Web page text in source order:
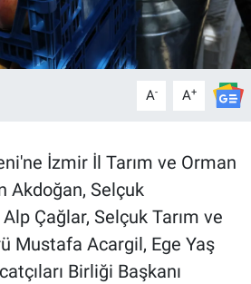
A- A+
İzmir İl Tarım ve Orman
Akdoğan, Selçuk
Çağlar, Selçuk Tarım ve
Mustafa Acargil, Ege Yaş
Birliği Başkanı